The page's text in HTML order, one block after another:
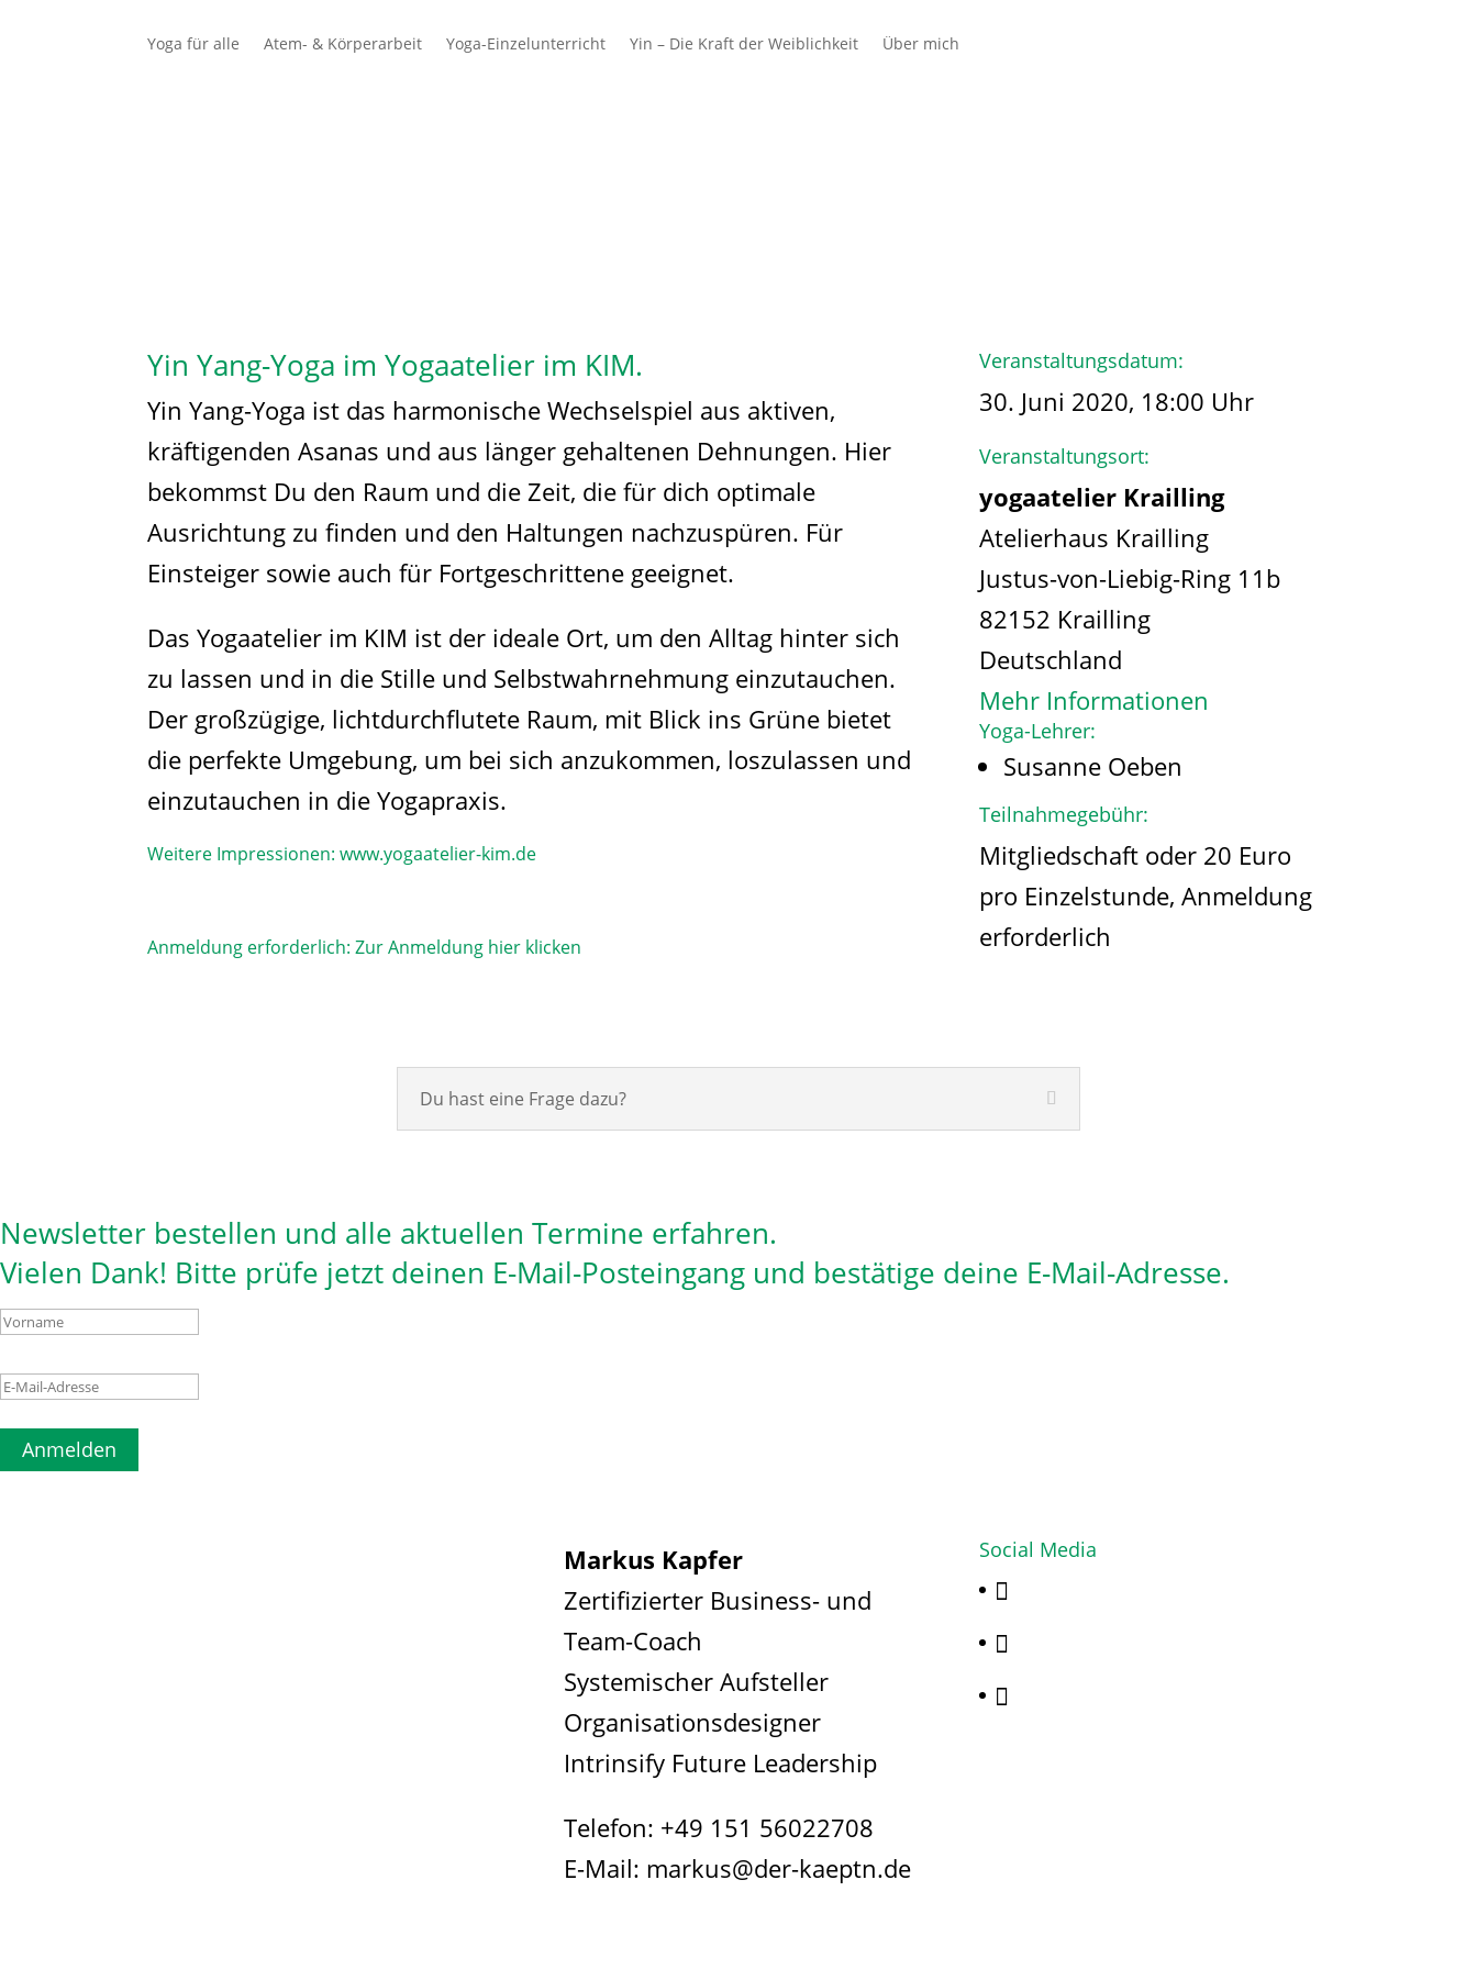
Yoga für alle Atem- & Körperarbeit Yoga-Einzelunterricht Yin – Die Kraft der Weiblichkeit Über mich
Yin Yang-Yoga im Yogaatelier im KIM.
Yin Yang-Yoga ist das harmonische Wechselspiel aus aktiven,
kräftigenden Asanas und aus länger gehaltenen Dehnungen. Hier
bekommst Du den Raum und die Zeit, die für dich optimale
Ausrichtung zu finden und den Haltungen nachzuspüren. Für
Einsteiger sowie auch für Fortgeschrittene geeignet.
Das Yogaatelier im KIM ist der ideale Ort, um den Alltag hinter sich
zu lassen und in die Stille und Selbstwahrnehmung einzutauchen.
Der großzügige, lichtdurchflutete Raum, mit Blick ins Grüne bietet
die perfekte Umgebung, um bei sich anzukommen, loszulassen und
einzutauchen in die Yogapraxis.
Weitere Impressionen:www.yogaatelier-kim.de​
Anmeldung erforderlich:Zur Anmeldung hier klicken
Veranstaltungsdatum:
30. Juni 2020, 18:00 Uhr
Veranstaltungsort:
yogaatelier Krailling
Atelierhaus Krailling
Justus-von-Liebig-Ring 11b
82152 Krailling
Deutschland
Mehr Informationen
Yoga-Lehrer:
Susanne Oeben
Teilnahmegebühr:
Mitgliedschaft oder 20 Euro
pro Einzelstunde, Anmeldung
erforderlich
Du hast eine Frage dazu?
Newsletter bestellen und alle aktuellen Termine erfahren.
Vielen Dank! Bitte prüfe jetzt deinen E-Mail-Posteingang und bestätige deine E-Mail-Adresse.
Anmelden
Markus Kapfer
Zertifizierter Business- und
Team-Coach
Systemischer Aufsteller
Organisationsdesigner
Intrinsify Future Leadership
Telefon: +49 151 56022708
E-Mail: markus@der-kaeptn.de
Social Media


